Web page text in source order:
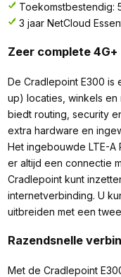
Toekomstbestendig:
3 jaar NetCloud
Zeer complete
De Cradlepoint E300
up) locaties, winkels en
biedt routing, security
extra hardware en
Het ingebouwde LTE-
er altijd een connectie
Cradlepoint kunt
internetverbinding. U
uitbreiden met een
Razendsnelle
Met de Cradlepoint